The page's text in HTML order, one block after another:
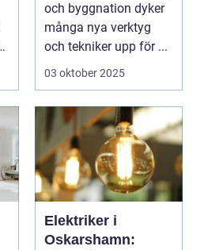
och byggnation dyker
många nya verktyg
och tekniker upp för ...
03 oktober 2025
Elektriker i
Oskarshamn: